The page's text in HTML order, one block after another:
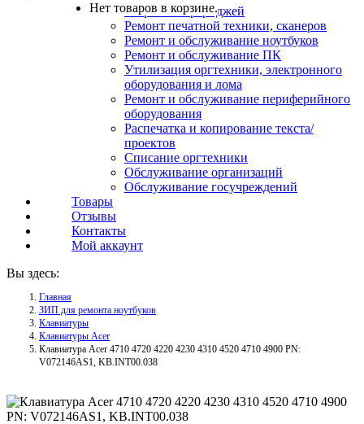
Нет товаров в корзине.
Заправка картриджей
Ремонт печатной техники, сканеров
Ремонт и обслуживание ноутбуков
Ремонт и обслуживание ПК
Утилизация оргтехники, электронного
оборудования и лома
Ремонт и обслуживание периферийного
оборудования
Распечатка и копирование текста/
проектов
Списание оргтехники
Обслуживание организаций
Обслуживание госучреждений
Товары
Отзывы
Контакты
Мой аккаунт
Вы здесь:
Главная
ЗИП для ремонта ноутбуков
Клавиатуры
Клавиатуры Acer
Клавиатура Acer 4710 4720 4220 4230 4310 4520 4710 4900 PN:
V072146AS1, KB.INT00.038